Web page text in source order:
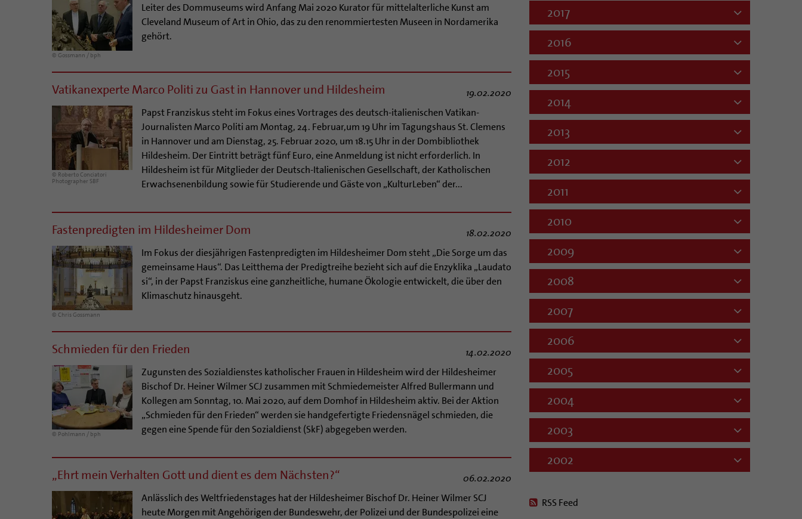
© Gossmann / bph
Leiter des Dommuseums wird Anfang Mai 2020 Kurator für mittelalterliche Kunst am
Cleveland Museum of Art in Ohio, das zu den renommiertesten Museen in Nordamerika
gehört.
Vatikanexperte Marco Politi zu Gast in Hannover und Hildesheim 19.02.2020
© Roberto Conciatori
Photographer SBF
Papst Franziskus steht im Fokus eines Vortrages des deutsch-italienischen Vatikan-
Journalisten Marco Politi am Montag, 24. Februar,um 19 Uhr im Tagungshaus St. Clemens
in Hannover und am Dienstag, 25. Februar 2020, um 18.15 Uhr in der Dombibliothek
Hildesheim. Der Eintritt beträgt fünf Euro, eine Anmeldung ist nicht erforderlich. In
Hildesheim ist für Mitglieder der Deutsch-Italienischen Gesellschaft, der Katholischen
Erwachsenenbildung sowie für Studierende und Gäste von „KulturLeben“ der...
Fastenpredigten im Hildesheimer Dom 18.02.2020
© Chris Gossmann
Im Fokus der diesjährigen Fastenpredigten im Hildesheimer Dom steht „Die Sorge um das
gemeinsame Haus“. Das Leitthema der Predigtreihe bezieht sich auf die Enzyklika „Laudato
si“, in der Papst Franziskus eine ganzheitliche, humane Ökologie entwickelt, die über den
Klimaschutz hinausgeht.
Schmieden für den Frieden 14.02.2020
© Pohlmann / bph
Zugunsten des Sozialdienstes katholischer Frauen in Hildesheim wird der Hildesheimer
Bischof Dr. Heiner Wilmer SCJ zusammen mit Schmiedemeister Alfred Bullermann und
Kollegen am Sonntag, 10. Mai 2020, auf dem Domhof in Hildesheim aktiv. Bei der Aktion
„Schmieden für den Frieden“ werden sie handgefertigte Friedensnägel schmieden, die
gegen eine Spende für den Sozialdienst (SkF) abgegeben werden.
„Ehrt mein Verhalten Gott und dient es dem Nächsten?“ 06.02.2020
Anlässlich des Weltfriedenstages hat der Hildesheimer Bischof Dr. Heiner Wilmer SCJ
heute Morgen mit Angehörigen der Bundeswehr, der Polizei und der Bundespolizei eine
2017
2016
2015
2014
2013
2012
2011
2010
2009
2008
2007
2006
2005
2004
2003
2002
RSS Feed